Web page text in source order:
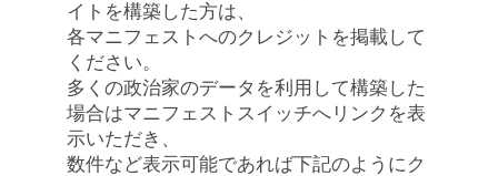
イトを構築した方は、
各マニフェストへのクレジットを掲載して
ください。
多くの政治家のデータを利用して構築した
場合はマニフェストスイッチへリンクを表
示いただき、
数件など表示可能であれば下記のようにク